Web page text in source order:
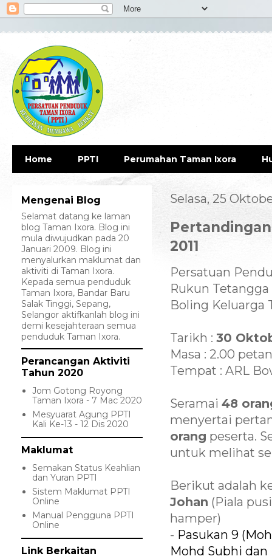
Home PPTI Perumahan Taman Ixora
Selasa, 25
2011
Persatuan
Rukun
Boling Keluarga
Tarikh : 30
Masa : 2.00
Tempat : ARL
Seramai 48
menyertai
orang peserta.
untuk melihat
Berikut adalah
Johan (Piala
hamper)
- Pasukan 9
Mohd Subhi
Mengenai Blog
Selamat datang ke laman
blog Taman Ixora. Blog ini
mula diwujudkan pada 20
Januari 2009. Blog ini
menyalurkan maklumat dan
aktiviti di Taman Ixora.
Kepada semua penduduk
Taman Ixora, Bandar Baru
Salak Tinggi, Sepang,
Selangor aktifkanlah blog ini
demi kesejahteraan semua
penduduk Taman Ixora.
Perancangan Aktiviti
Tahun 2020
Jom Gotong Royong
Taman Ixora - 7 Mac 2020
Mesyuarat Agung PPTI
Kali Ke-13 - 12 Dis 2020
Maklumat
Semakan Status Keahlian
dan Yuran PPTI
Sistem Maklumat PPTI
Online
Manual Pengguna PPTI
Online
Link Berkaitan